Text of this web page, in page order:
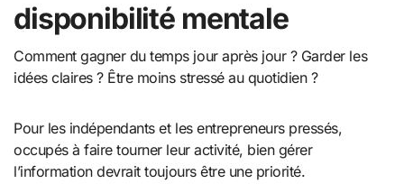
disponibilité mentale
Comment gagner du temps jour après jour ? Garder les
idées claires ? Être moins stressé au quotidien ?
Pour les indépendants et les entrepreneurs pressés,
occupés à faire tourner leur activité, bien gérer
l’information devrait toujours être une priorité.